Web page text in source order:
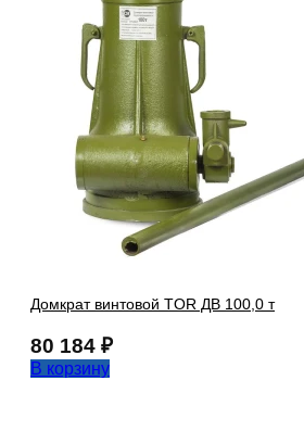
Домкрат винтовой TOR ДВ 100,0 т
80 184 ₽
В корзину